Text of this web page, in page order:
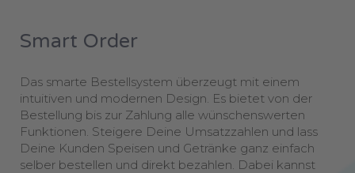
Smart Order
Das smarte Bestellsystem überzeugt mit einem
intuitiven und modernen Design. Es bietet von der
Bestellung bis zur Zahlung alle wünschenswerten
Funktionen. Steigere Deine Umsatzzahlen und lass
Deine Kunden Speisen und Getränke ganz einfach
selber bestellen und direkt bezahlen. Dabei kannst